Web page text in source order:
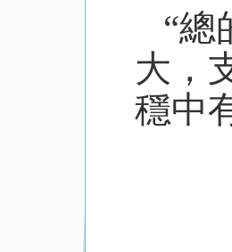
“總
大，
穩中